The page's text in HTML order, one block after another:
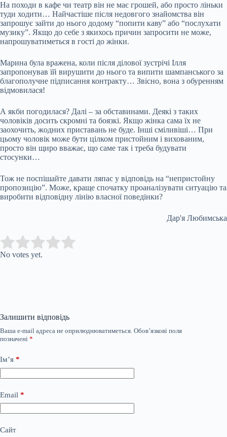
На походи в кафе чи театр він не має грошей, або просто ліньки
туди ходити… Найчастіше після недовгого знайомства він
запрошує зайти до нього додому “попити каву” або “послухати
музику”. Якщо до себе з якихось причин запросити не може,
напрошуватиметься в гості до жінки.
Марина була вражена, коли після ділової зустрічі Ілля
запропонував їй вирушити до нього та випити шампанського за
благополучне підписання контракту… Звісно, вона з обуренням
відмовилася!
А якби погодилася? Далі – за обставинами. Деякі з таких
чоловіків досить скромні та боязкі. Якщо жінка сама їх не
заохочить, жодних приставань не буде. Інші сміливіші… При
цьому чоловік може бути цілком пристойним і вихованим,
просто він щиро вважає, що саме так і треба будувати
стосунки…
Тож не поспішайте давати ляпас у відповідь на “непристойну
пропозицію”. Може, краще спочатку проаналізувати ситуацію та
виробити відповідну лінію власної поведінки?
Дар'я Любимська
Rate this item:
No votes yet.
Залишити відповідь
Ваша e-mail адреса не оприлюднюватиметься. Обов’язкові поля
позначені *
Ім’я *
Email *
Сайт